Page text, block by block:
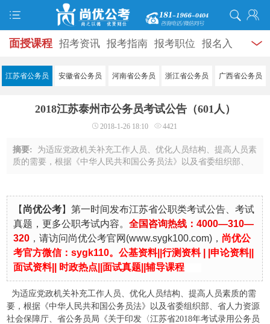
面授课程 招考资讯 报考指南 报考职位 报名入
口 打准考证 成绩查询 面试公告 录用公示 辅导
学员风采 名师团队
服务信息
江苏省公务员 安徽省公务员 河南省公务员 浙江省公务员 广西省公务员
2018江苏泰州市公务员考试公告（601人）
2018-1-26 18:10 4421
摘要: 为适应党政机关补充工作人员、优化人员结构、提高人员素
质的需要，根据《中华人民共和国公务员法》以及省委组织部、
【 尚优公考】第一时间发布江苏省公职类考试公告、考试
真题，更多公职考试内容。全国咨询热线：4000—310—
320 ，请访问尚优公考官网 (www.sygk100.com)， 尚优公
考官方微信：sygk110。公基资料| |行测资料| | 申论资料||
面试资料|| 时政热点 ||面试真题 ||辅导课程
为适应党政机关补充工作人员、优化人员结构、提高人员素质的需
要，根据《中华人民共和国公务员法》以及省委组织部、省人力资源
社会保障厅、省公务员局《关于印发〈江苏省2018年考试录用公务员